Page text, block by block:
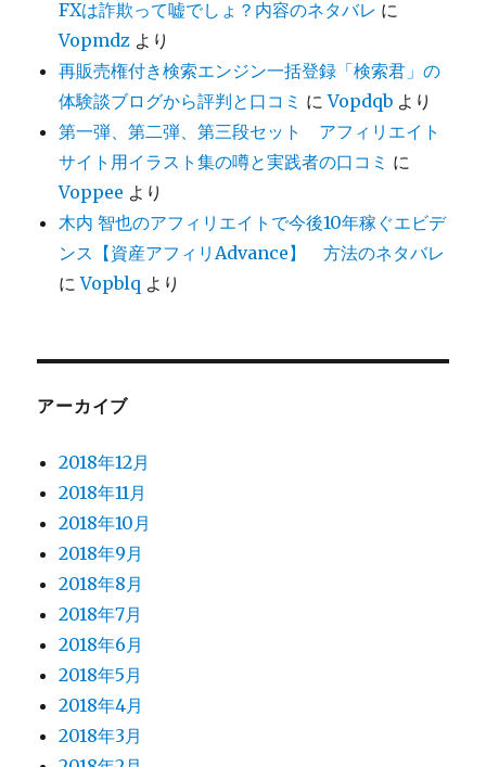
FXは詐欺って嘘でしょ？内容のネタバレ に
Vopmdz より
再販売権付き検索エンジン一括登録「検索君」の
体験談ブログから評判と口コミ にVopdqb より
第一弾、第二弾、第三段セット アフィリエイト
サイト用イラスト集の噂と実践者の口コミ に
Voppee より
木内 智也のアフィリエイトで今後10年稼ぐエビデ
ンス【資産アフィリAdvance】 方法のネタバレ
にVopblq より
アーカイブ
2018年12月
2018年11月
2018年10月
2018年9月
2018年8月
2018年7月
2018年6月
2018年5月
2018年4月
2018年3月